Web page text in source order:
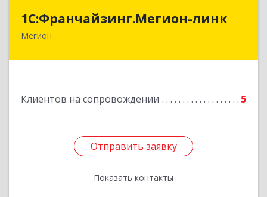
1С:Франчайзинг.Мегион-линк
Мегион
Клиентов на сопровождении 5
Отправить заявку
Показать контакты
1С:Франчайзинг.Мегион-линк
Отправить заявку
Назад